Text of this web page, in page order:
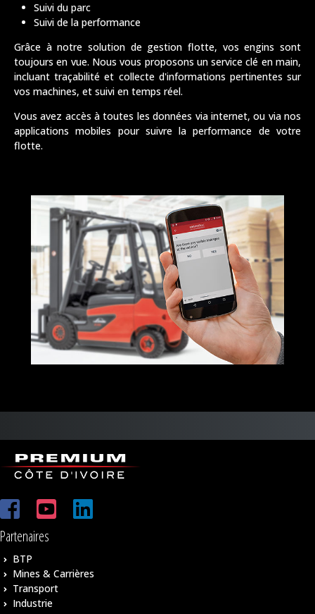
Suivi du parc
Suivi de la performance
Grâce à notre solution de gestion flotte, vos engins sont
toujours en vue. Nous vous proposons un service clé en main,
incluant traçabilité et collecte d'informations pertinentes sur
vos machines, et suivi en temps réel.
Vous avez accès à toutes les données via internet, ou via nos
applications mobiles pour suivre la performance de votre
flotte.
Partenaires
BTP
Mines & Carrières
Transport
Industrie